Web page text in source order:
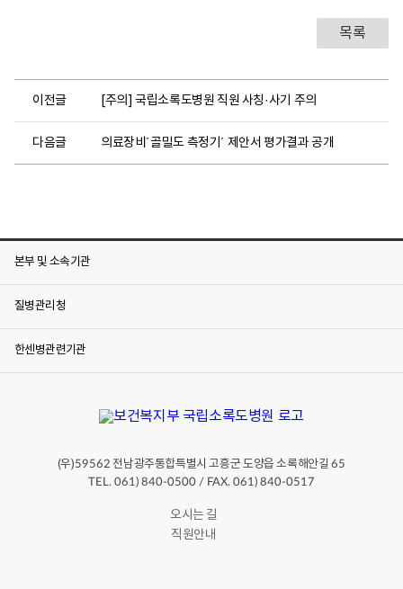
목록
이전글 [주의] 국립소록도병원 직원 사칭·사기 주의
다음글 의료장비´골밀도 측정기´ 제안서 평가결과 공개
본부 및 소속기관
질병관리청
한센병관련기관
(우)59562 전남광주통합특별시 고흥군 도양읍 소록해안길65
TEL. 061) 840-0500 / FAX. 061) 840-0517
오시는 길
직원안내